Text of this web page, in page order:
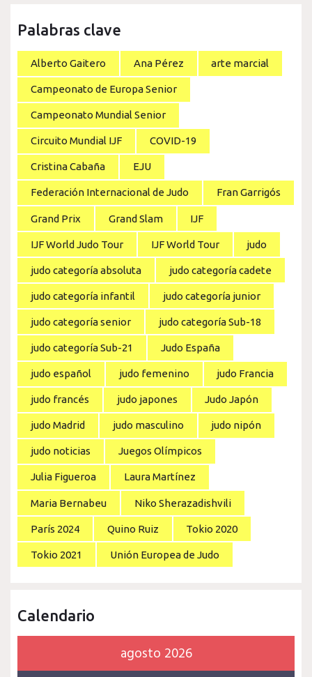
Palabras clave
Alberto Gaitero Ana Pérez arte marcial
Campeonato de Europa Senior
Campeonato Mundial Senior
Circuito Mundial IJF COVID-19
Cristina Cabaña EJU
Federación Internacional de Judo Fran Garrigós
Grand Prix Grand Slam IJF
IJF World Judo Tour IJF World Tour judo
judo categoría absoluta judo categoría cadete
judo categoría infantil judo categoría junior
judo categoría senior judo categoría Sub-18
judo categoría Sub-21 Judo España
judo español judo femenino judo Francia
judo francés judo japones Judo Japón
judo Madrid judo masculino judo nipón
judo noticias Juegos Olímpicos
Julia Figueroa Laura Martínez
Maria Bernabeu Niko Sherazadishvili
París 2024 Quino Ruiz Tokio 2020
Tokio 2021 Unión Europea de Judo
Calendario
agosto 2026